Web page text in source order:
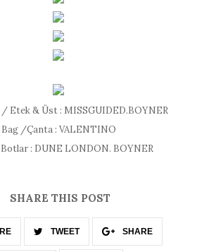
Etek & Üst : MISSGUIDED.BOYNER
Bag /Çanta : VALENTINO
: DUNE LONDON. BOYNER
SHARE THIS POST
TWEET SHARE